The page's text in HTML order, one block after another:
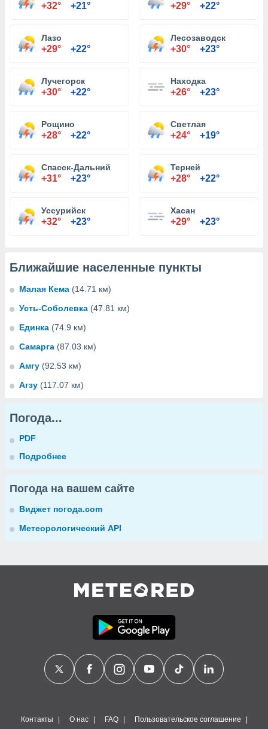
+32° +21° +29° +22°
Лазо
+29° +22°
Лесозаводск
+30° +23°
Лучегорск
+30° +22°
Находка
+26° +23°
Рощино
+28° +22°
Светлая
+24° +19°
Спасск-Дальний
+31° +23°
Терней
+28° +22°
Уссурийск
+32° +23°
Хасан
+29° +23°
Ближайшие населенные пункты
Малая Кема (14.71 км)
Усть-Соболевка (47.81 км)
Единка (74.9 км)
Самарга (87.03 км)
Амгу (92.53 км)
Агзу (117.07 км)
Погода...
PDF
Подробнее
Погода на вашем сайте
Виджет погода.com
Метеорологический API
Контакты О нас FAQ Пользовательское соглашение